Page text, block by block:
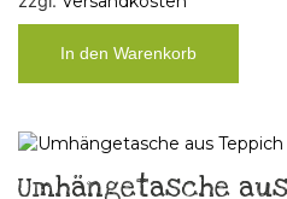
In den Warenkorb
Umhängetasche